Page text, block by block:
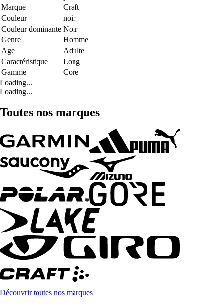
Marque
Craft
Couleur
noir
Couleur dominante Noir
Genre
Homme
Age
Adulte
Caractéristique
Long
Gamme
Core
Loading...
Loading...
Toutes nos marques
Découvrir toutes nos marques